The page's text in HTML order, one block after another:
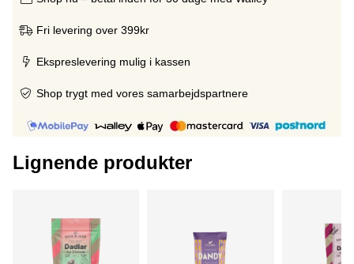
Fri levering over 399kr
Ekspreslevering mulig i kassen
Shop trygt med vores samarbejdspartnere
Lignende produkter